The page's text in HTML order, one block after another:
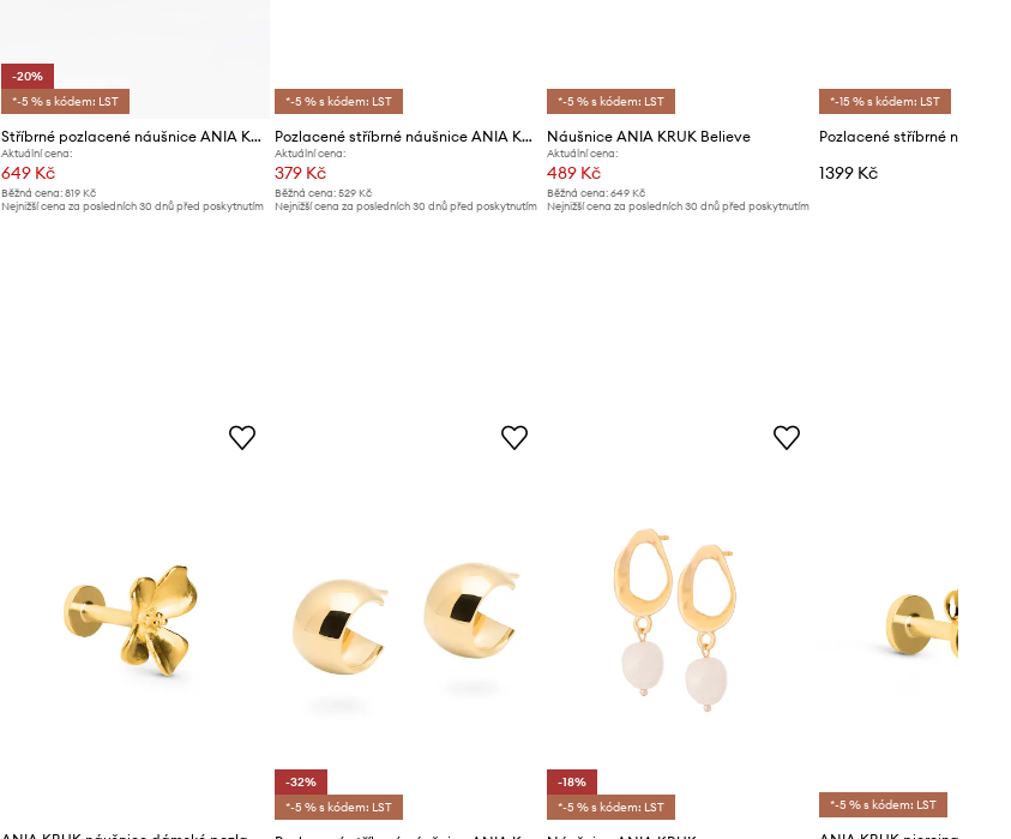
-20%
*-5 % s kódem: LST
Stříbrné pozlacené náušnice ANIA KRUK TRENDY
Aktuální cena:
649 Kč
Běžná cena: 819 Kč
Nejnižší cena za posledních 30 dnů před poskytnutím
*-5 % s kódem: LST
Pozlacené stříbrné náušnice ANIA KRUK ROCK IT
Aktuální cena:
379 Kč
Běžná cena: 529 Kč
Nejnižší cena za posledních 30 dnů před poskytnutím
*-5 % s kódem: LST
Náušnice ANIA KRUK Believe
Aktuální cena:
489 Kč
Běžná cena:649 Kč
Nejnižší cena za posledních 30 dnů před poskytnutím
*-15 % s kódem: LST
1399 Kč
-32%
*-5 % s kódem: LST
-18%
*-5 % s kódem: LST
*-5 % s kódem: LST